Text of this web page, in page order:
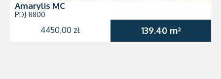
Amarylis MC
PDJ-8800
4450,00 zł 139.40 m²